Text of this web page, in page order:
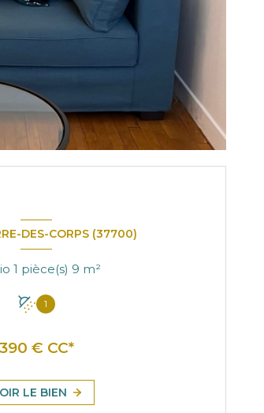
DES-CORPS (37700)
Studio 1 pièce(s) 9 m²
1
390 € CC*
LE BIEN